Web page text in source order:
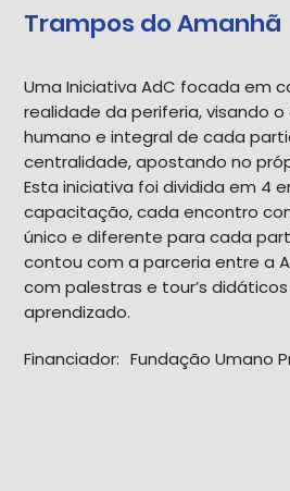
Trampos do Amanhã
Uma Iniciativa AdC focada em
realidade da periferia, visando
humano e integral de cada
centralidade, apostando no
Esta iniciativa foi dividida em 4
capacitação, cada encontro
único e diferente para cada
contou com a parceria entre a
com palestras e tour’s
aprendizado.
Fundação Umano
Financiador: